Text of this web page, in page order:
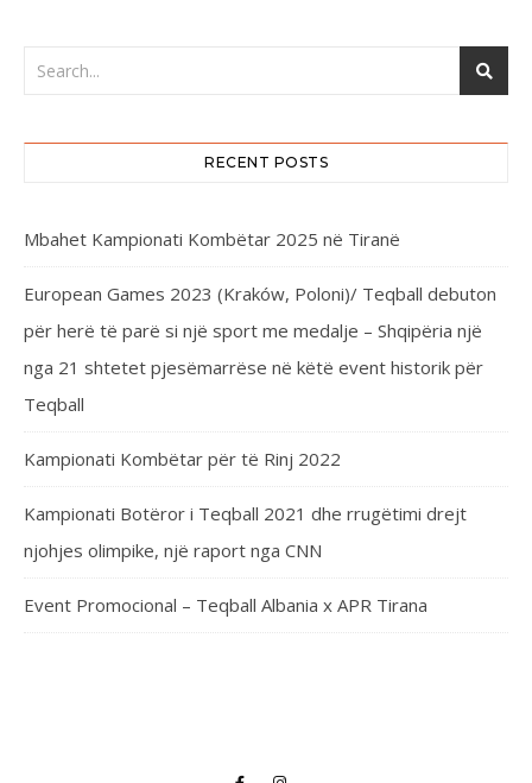
RECENT POSTS
Mbahet Kampionati Kombëtar 2025 në Tiranë
European Games 2023 (Kraków, Poloni)/ Teqball debuton
për herë të parë si një sport me medalje – Shqipëria një
nga 21 shtetet pjesëmarrëse në këtë event historik për
Teqball
Kampionati Kombëtar për të Rinj 2022
Kampionati Botëror i Teqball 2021 dhe rrugëtimi drejt
njohjes olimpike, një raport nga CNN
Event Promocional – Teqball Albania x APR Tirana